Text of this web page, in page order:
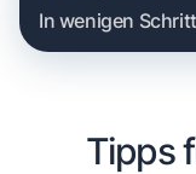
In wenigen
Tipps